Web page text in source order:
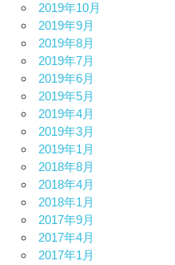
2019年10月
2019年9月
2019年8月
2019年7月
2019年6月
2019年5月
2019年4月
2019年3月
2019年1月
2018年8月
2018年4月
2018年1月
2017年9月
2017年4月
2017年1月